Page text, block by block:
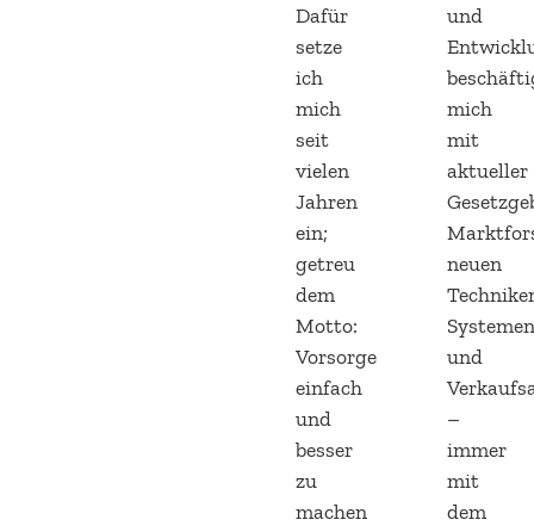
Dafür
setze
ich
mich
seit
vielen
Jahren
ein;
getreu
dem
Motto:
Vorsorge
einfach
und
besser
zu
machen
und
mich
mit
aktueller
neuen
und
–
immer
mit
dem